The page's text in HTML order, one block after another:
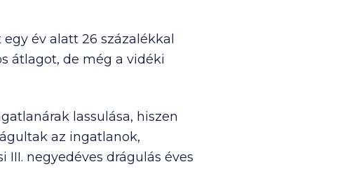
év alatt 26 százalékkal
átlagot, de még a vidéki
lassulása, hiszen
az ingatlanok,
negyedéves drágulás éves